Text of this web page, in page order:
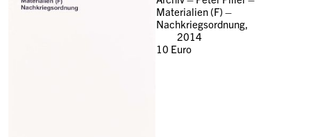
Materialien (F) –
Nachkriegsordnung,
2014
10 Euro